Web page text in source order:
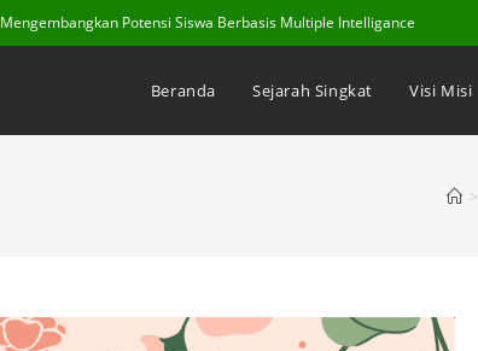
Mengembangkan Potensi Siswa Berbasis Multiple Intelligance
Beranda Sejarah Singkat Visi Misi
>